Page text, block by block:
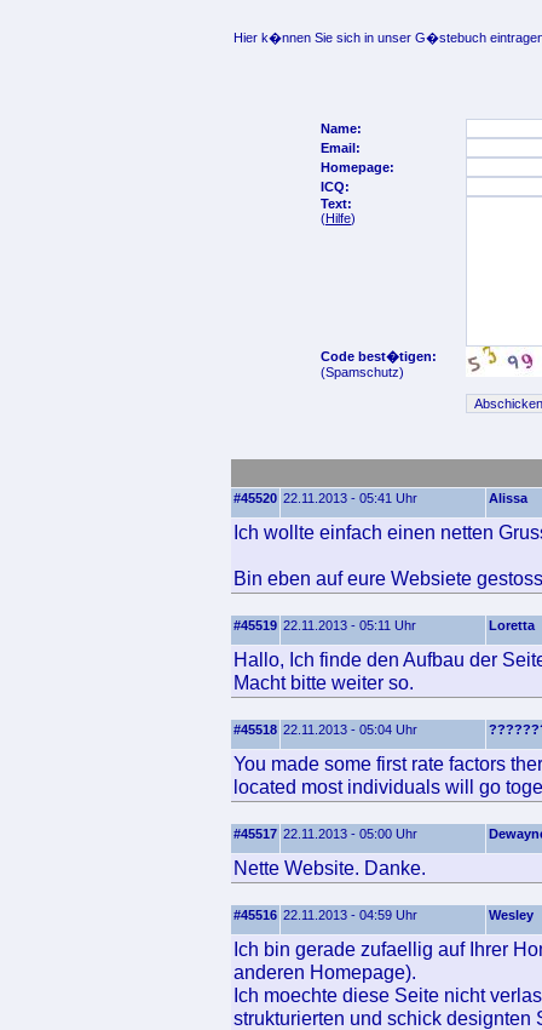
Hier k�nnen Sie sich in unser G�stebuch
Name:
Email:
Homepage:
ICQ:
Text:
(Hilfe)
Code best�tigen:
(Spamschutz)
#45520 22.11.2013 - 05:41 Uhr Alissa
Ich wollte einfach einen netten
Bin eben auf eure Websiete
#45519 22.11.2013 - 05:11 Uhr Loretta
Hallo, Ich finde den Aufbau der
Macht bitte weiter so.
#45518 22.11.2013 - 05:04 Uhr
You made some first rate factors
located most individuals will go
#45517 22.11.2013 - 05:00 Uhr
Nette Website. Danke.
#45516 22.11.2013 - 04:59 Uhr Wesley
Ich bin gerade zufaellig auf Ihrer
anderen Homepage).
Ich moechte diese Seite nicht
strukturierten und schick designten